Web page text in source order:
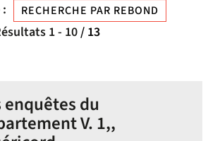
RECHERCHE PAR REBOND
1- 10/ 13
enquêtes du
V. 1,,